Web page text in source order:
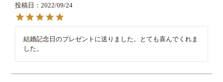
投稿日
2022/09/24
結婚記念日のプレゼントに送りました。とても喜んでくれま
した。